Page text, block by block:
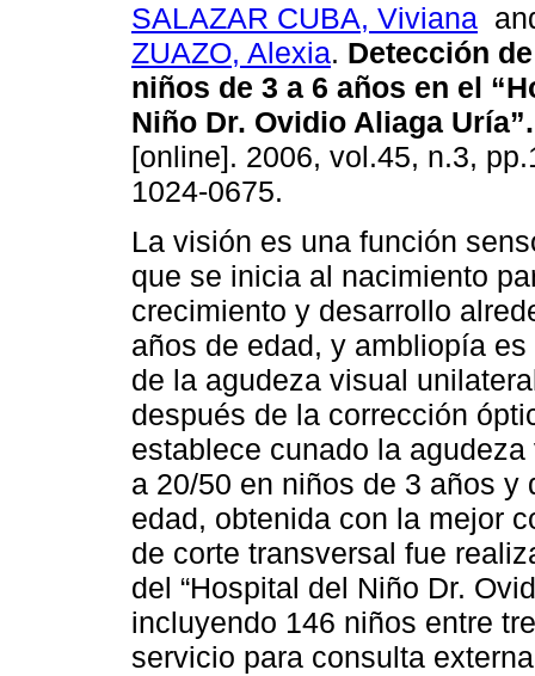
SALAZAR CUBA, Viviana
ZUAZO, Alexia. Detección
niños de 3 a 6 años en el
Niño Dr. Ovidio Aliaga Uría”.
[online]. 2006, vol.45, n.3,
1024-0675.
La visión es una función
que se inicia al nacimiento
crecimiento y desarrollo
años de edad, y ambliopía
de la agudeza visual
después de la corrección
establece cunado la
a 20/50 en niños de 3 años y
edad, obtenida con la mejor
de corte transversal fue
del “Hospital del Niño Dr.
incluyendo 146 niños entre
servicio para consulta